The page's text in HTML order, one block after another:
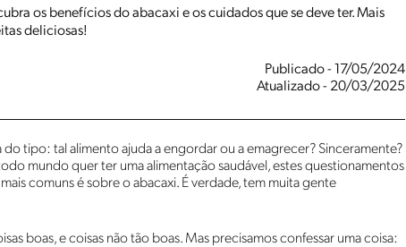
os benefícios do abacaxi e os cuidados que se deve ter. Mais
deliciosas!
Publicado - 17/05/2024
Atualizado - 20/03/2025
tipo: tal alimento ajuda a engordar ou a emagrecer? Sinceramente?
mundo quer ter uma alimentação saudável, estes questionamentos
comuns é sobre o abacaxi. É verdade, tem muita gente
boas, e coisas não tão boas. Mas precisamos confessar uma coisa: